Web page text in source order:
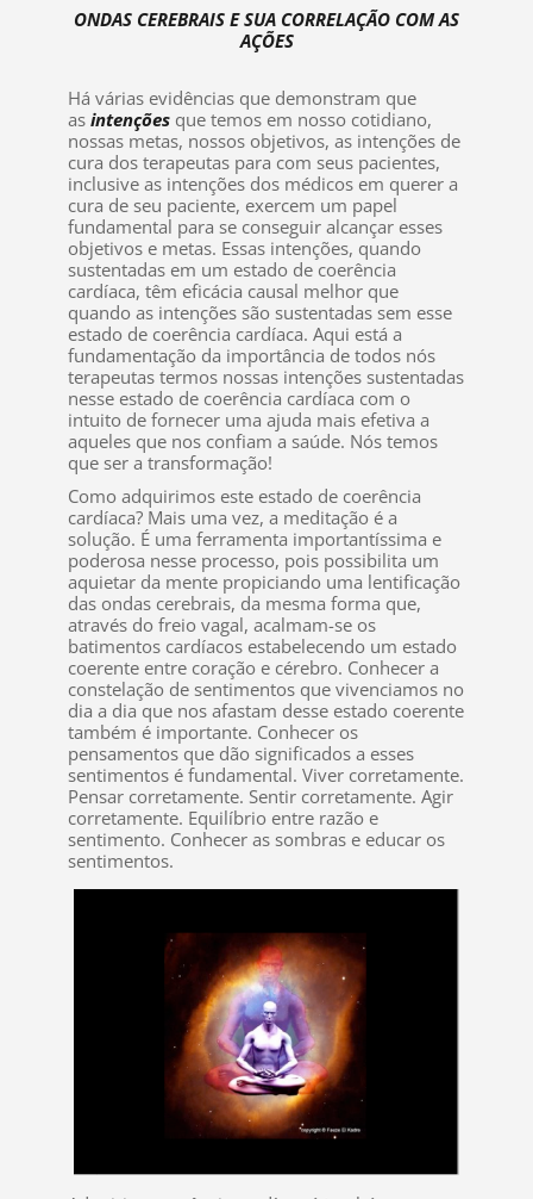
ONDAS CEREBRAIS E SUA CORRELAÇÃO COM AS
AÇÕES
Há várias evidências que demonstram que
as intenções que temos em nosso cotidiano,
nossas metas, nossos objetivos, as intenções de
cura dos terapeutas para com seus pacientes,
inclusive as intenções dos médicos em querer a
cura de seu paciente, exercem um papel
fundamental para se conseguir alcançar esses
objetivos e metas. Essas intenções, quando
sustentadas em um estado de coerência
cardíaca, têm eficácia causal melhor que
quando as intenções são sustentadas sem esse
estado de coerência cardíaca. Aqui está a
fundamentação da importância de todos nós
terapeutas termos nossas intenções sustentadas
nesse estado de coerência cardíaca com o
intuito de fornecer uma ajuda mais efetiva a
aqueles que nos confiam a saúde. Nós temos
que ser a transformação!
Como adquirimos este estado de coerência
cardíaca? Mais uma vez, a meditação é a
solução. É uma ferramenta importantíssima e
poderosa nesse processo, pois possibilita um
aquietar da mente propiciando uma lentificação
das ondas cerebrais, da mesma forma que,
através do freio vagal, acalmam-se os
batimentos cardíacos estabelecendo um estado
coerente entre coração e cérebro. Conhecer a
constelação de sentimentos que vivenciamos no
dia a dia que nos afastam desse estado coerente
também é importante. Conhecer os
pensamentos que dão significados a esses
sentimentos é fundamental. Viver corretamente.
Pensar corretamente. Sentir corretamente. Agir
corretamente. Equilíbrio entre razão e
sentimento. Conhecer as sombras e educar os
sentimentos.